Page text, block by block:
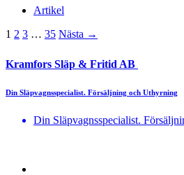
Artikel
1 2 3 … 35 Nästa →
Kramfors Släp & Fritid AB
Din Släpvagnsspecialist. Försäljning och Uthyrning
Din Släpvagnsspecialist.